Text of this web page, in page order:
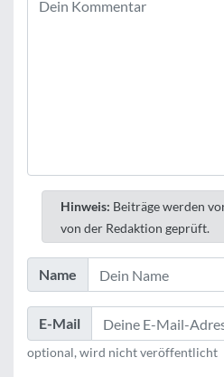
Hinweis: Beiträge werden
von der Redaktion geprüft.
Name
E-Mail
optional, wird nicht veröffentlicht